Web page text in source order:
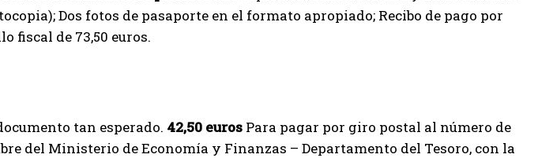
Dos fotos de pasaporte en el formato apropiado; Recibo de pago por
fiscal de 73,50 euros.
tan esperado. 42,50 euros Para pagar por giro postal al número de
del Ministerio de Economía y Finanzas – Departamento del Tesoro, con la